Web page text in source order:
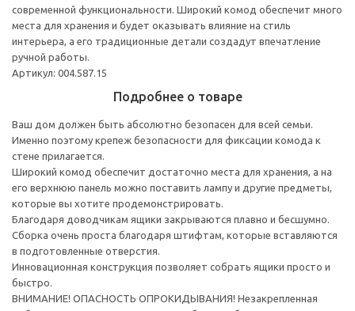
современной функциональности. Широкий комод обеспечит много
места для хранения и будет оказывать влияние на стиль
интерьера, а его традиционные детали создадут впечатление
ручной работы.
Артикул: 004.587.15
Подробнее о товаре
Ваш дом должен быть абсолютно безопасен для всей семьи.
Именно поэтому крепеж безопасности для фиксации комода к
стене прилагается.
Широкий комод обеспечит достаточно места для хранения, а на
его верхнюю панель можно поставить лампу и другие предметы,
которые вы хотите продемонстрировать.
Благодаря доводчикам ящики закрываются плавно и бесшумно.
Сборка очень проста благодаря штифтам, которые вставляются
в подготовленные отверстия.
Инновационная конструкция позволяет собрать ящики просто и
быстро.
ВНИМАНИЕ! ОПАСНОСТЬ ОПРОКИДЫВАНИЯ! Незакрепленная